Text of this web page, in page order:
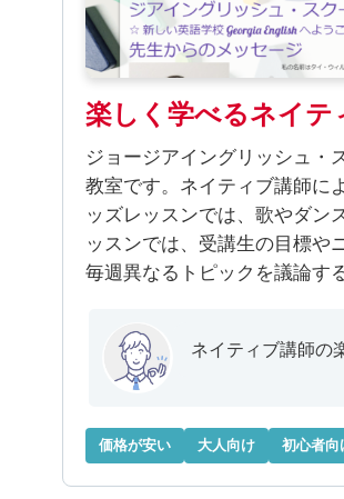
楽しく学べるネイテ
ジョージアイングリッシュ・
教室です。ネイティブ講師に
ッズレッスンでは、歌やダン
ッスンでは、受講生の目標や
毎週異なるトピックを議論す
ネイティブ講師の
価格が安い 大人向け 初心者向